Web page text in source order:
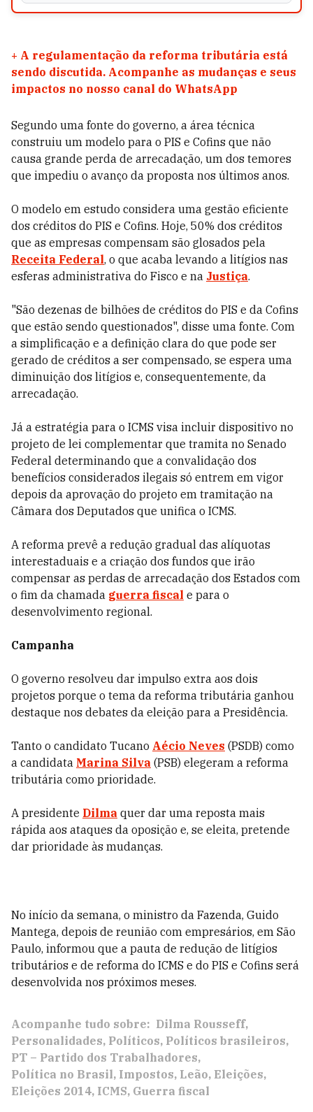
+ A regulamentação da reforma tributária está
sendo discutida. Acompanhe as mudanças e seus
impactos no nosso canal do WhatsApp
Segundo uma fonte do governo, a área técnica
construiu um modelo para o PIS e Cofins que não
causa grande perda de arrecadação, um dos temores
que impediu o avanço da proposta nos últimos anos.
O modelo em estudo considera uma gestão eficiente
dos créditos do PIS e Cofins. Hoje, 50% dos créditos
que as empresas compensam são glosados pela
Receita Federal, o que acaba levando a litígios nas
esferas administrativa do Fisco e na Justiça.
"São dezenas de bilhões de créditos do PIS e da Cofins
que estão sendo questionados", disse uma fonte. Com
a simplificação e a definição clara do que pode ser
gerado de créditos a ser compensado, se espera uma
diminuição dos litígios e, consequentemente, da
arrecadação.
Já a estratégia para o ICMS visa incluir dispositivo no
projeto de lei complementar que tramita no Senado
Federal determinando que a convalidação dos
benefícios considerados ilegais só entrem em vigor
depois da aprovação do projeto em tramitação na
Câmara dos Deputados que unifica o ICMS.
A reforma prevê a redução gradual das alíquotas
interestaduais e a criação dos fundos que irão
compensar as perdas de arrecadação dos Estados com
o fim da chamada guerra fiscal e para o
desenvolvimento regional.
Campanha
O governo resolveu dar impulso extra aos dois
projetos porque o tema da reforma tributária ganhou
destaque nos debates da eleição para a Presidência.
Tanto o candidato Tucano Aécio Neves (PSDB) como
a candidata Marina Silva (PSB) elegeram a reforma
tributária como prioridade.
A presidente Dilma quer dar uma reposta mais
rápida aos ataques da oposição e, se eleita, pretende
dar prioridade às mudanças.
No início da semana, o ministro da Fazenda, Guido
Mantega, depois de reunião com empresários, em São
Paulo, informou que a pauta de redução de litígios
tributários e de reforma do ICMS e do PIS e Cofins será
desenvolvida nos próximos meses.
Acompanhe tudo sobre: Dilma Rousseff
Personalidades Políticos Políticos brasileiros
PT – Partido dos Trabalhadores
Política no Brasil Impostos Leão Eleições
Eleições 2014 ICMS Guerra fiscal